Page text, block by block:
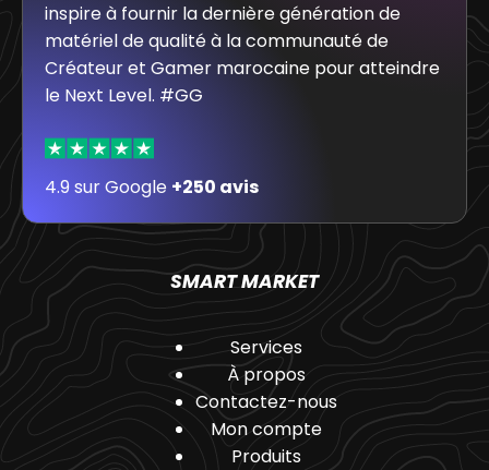
inspire à fournir la dernière génération de
matériel de qualité à la communauté de
Créateur et Gamer marocaine pour atteindre
le Next Level. #GG
4.9 sur Google +250 avis
SMART MARKET
Services
À propos
Contactez-nous
Mon compte
Produits